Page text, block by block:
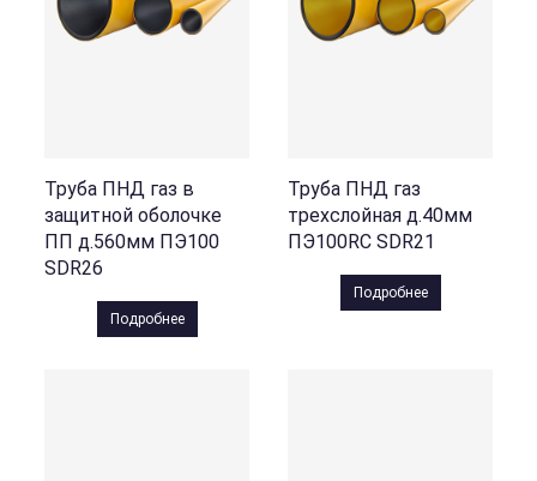
Труба ПНД газ в
защитной оболочке
ПП д.560мм ПЭ100
SDR26
Подробнее
Труба ПНД газ
трехслойная д.40мм
ПЭ100RC SDR21
Подробнее